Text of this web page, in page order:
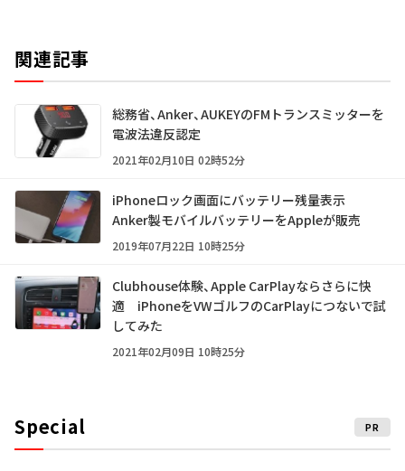
関連記事
総務省、Anker、AUKEYのFMトランスミッターを
電波法違反認定
2021年02月10日 02時52分
iPhoneロック画面にバッテリー残量表示
Anker製モバイルバッテリーをAppleが販売
2019年07月22日 10時25分
Clubhouse体験、Apple CarPlayならさらに快
適 iPhoneをVWゴルフのCarPlayにつないで試
してみた
2021年02月09日 10時25分
Special PR